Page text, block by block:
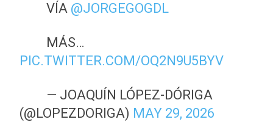
VÍA @JORGEGOGDL
MÁS…
PIC.TWITTER.COM/OQ2N9U5BYV
— JOAQUÍN LÓPEZ-DÓRIGA
(@LOPEZDORIGA) MAY 29, 2026